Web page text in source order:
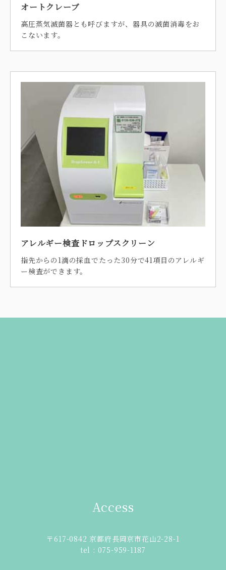
オートクレーブ
高圧蒸気滅菌器とも呼びますが、器具の滅菌消毒をお
こないます。
アレルギー検査ドロップスクリーン
指先からの1滴の採血でたった30分で41項目のアレルギ
ー検査ができます。
Access
〒617-0842 京都府長岡京市花山2-28-1
tel : 075-959-1187